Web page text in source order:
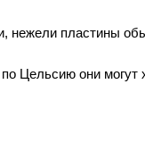
пластины
Цельсию они могут